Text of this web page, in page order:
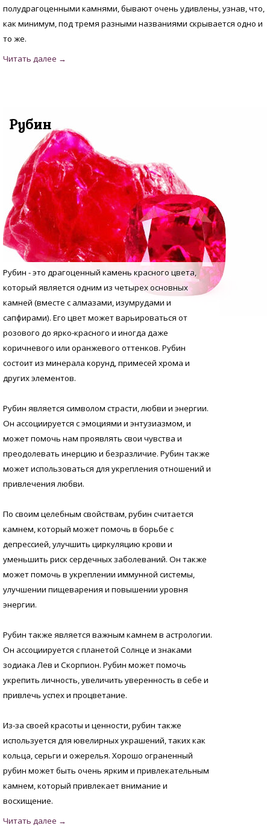
полудрагоценными камнями, бывают очень удивлены, узнав, что,
как минимум, под тремя разными названиями скрывается одно и
то же.
Рубин
Рубин - это драгоценный камень красного цвета,
который является одним из четырех основных
камней (вместе с алмазами, изумрудами и
сапфирами). Его цвет может варьироваться от
розового до ярко-красного и иногда даже
коричневого или оранжевого оттенков. Рубин
состоит из минерала корунд, примесей хрома и
других элементов.
Рубин является символом страсти, любви и энергии.
Он ассоциируется с эмоциями и энтузиазмом, и
может помочь нам проявлять свои чувства и
преодолевать инерцию и безразличие. Рубин также
может использоваться для укрепления отношений и
привлечения любви.
По своим целебным свойствам, рубин считается
камнем, который может помочь в борьбе с
депрессией, улучшить циркуляцию крови и
уменьшить риск сердечных заболеваний. Он также
может помочь в укреплении иммунной системы,
улучшении пищеварения и повышении уровня
энергии.
Рубин также является важным камнем в астрологии.
Он ассоциируется с планетой Солнце и знаками
зодиака Лев и Скорпион. Рубин может помочь
укрепить личность, увеличить уверенность в себе и
привлечь успех и процветание.
Из-за своей красоты и ценности, рубин также
используется для ювелирных украшений, таких как
кольца, серьги и ожерелья. Хорошо ограненный
рубин может быть очень ярким и привлекательным
камнем, который привлекает внимание и
восхищение.